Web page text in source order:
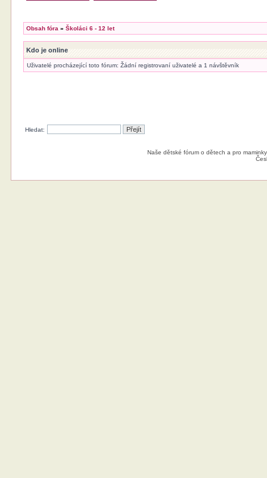
Obsah fóra »Školáci 6 - 12 let
Kdo je online
Uživatelé procházející toto fórum: Žádní registrovaní uživatelé a 1 návštěvník
Hledat:
Naše dětské fórum o dětech a pro